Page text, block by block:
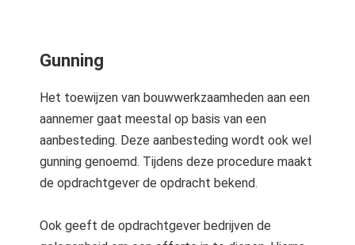
Gunning
Het toewijzen van bouwwerkzaamheden aan een
aannemer gaat meestal op basis van een
aanbesteding. Deze aanbesteding wordt ook wel
gunning genoemd. Tijdens deze procedure maakt
de opdrachtgever de opdracht bekend.
Ook geeft de opdrachtgever bedrijven de